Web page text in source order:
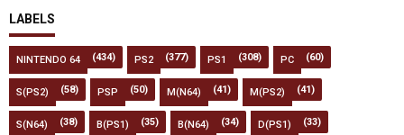
LABELS
NINTENDO 64 (434) PS2 (377) PS1 (308) PC (60)
S(PS2) (58) PSP (50) M(N64) (41) M(PS2) (41)
S(N64) (38) B(PS1) (35) B(N64) (34) D(PS1) (33)